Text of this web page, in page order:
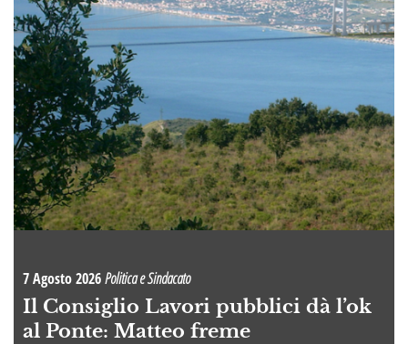
7 Agosto 2026Politica e Sindacato
Il Consiglio Lavori pubblici dà l’ok
al Ponte: Matteo freme